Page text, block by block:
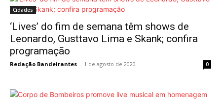
Cidades
‘Lives’ do fim de semana têm shows de
Leonardo, Gusttavo Lima e Skank; confira
programação
Redação Bandeirantes - 1 de agosto de 2020 0